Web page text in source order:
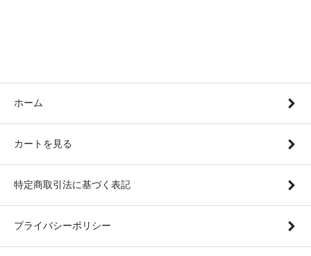
ホーム
カートを見る
特定商取引法に基づく表記
プライバシーポリシー